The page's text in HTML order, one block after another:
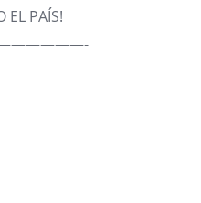
EL PAÍS!